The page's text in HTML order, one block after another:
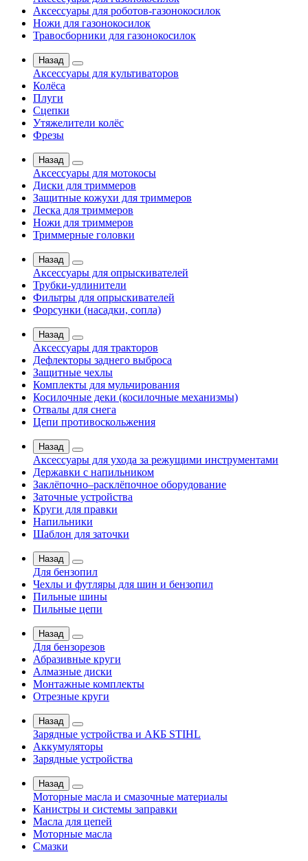
Аксессуары для роботов-газонокосилок
Ножи для газонокосилок
Травосборники для газонокосилок
Назад
Аксессуары для культиваторов
Колёса
Плуги
Сцепки
Утяжелители колёс
Фрезы
Назад
Аксессуары для мотокосы
Диски для триммеров
Защитные кожухи для триммеров
Леска для триммеров
Ножи для триммеров
Триммерные головки
Назад
Аксессуары для опрыскивателей
Трубки-удлинители
Фильтры для опрыскивателей
Форсунки (насадки, сопла)
Назад
Аксессуары для тракторов
Дефлекторы заднего выброса
Защитные чехлы
Комплекты для мульчирования
Косилочные деки (косилочные механизмы)
Отвалы для снега
Цепи противоскольжения
Назад
Аксессуары для ухода за режущими инструментами
Державки с напильником
Заклёпочно–расклёпочное оборудование
Заточные устройства
Круги для правки
Напильники
Шаблон для заточки
Назад
Для бензопил
Чехлы и футляры для шин и бензопил
Пильные шины
Пильные цепи
Назад
Для бензорезов
Абразивные круги
Алмазные диски
Монтажные комплекты
Отрезные круги
Назад
Зарядные устройства и АКБ STIHL
Аккумуляторы
Зарядные устройства
Назад
Моторные масла и смазочные материалы
Канистры и системы заправки
Масла для цепей
Моторные масла
Смазки